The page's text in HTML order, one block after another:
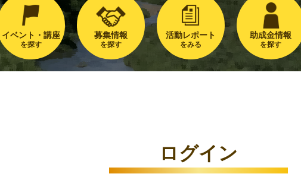
イベント・講座
を探す
募集情報
を探す
活動レポート
をみる
助成金情報
を探す
ログイン